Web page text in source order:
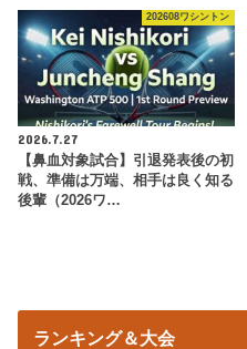
202608ワシントン
2026.7.27
【鼻血対象試合】引退発表後の初
戦、準備は万端、相手は良く知る
後輩（2026ワ…
ランキング＆大会